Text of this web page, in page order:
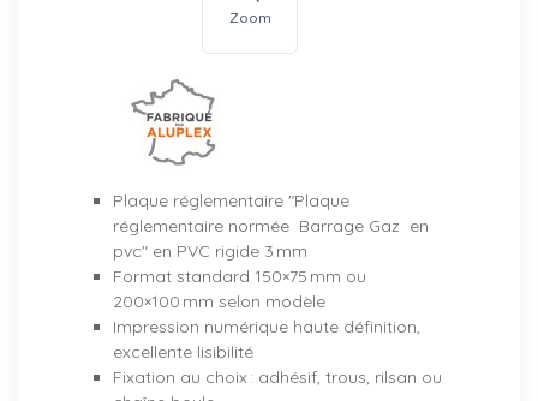
Zoom
Plaque réglementaire "Plaque
réglementaire normée Barrage Gaz en
pvc" en PVC rigide 3 mm
Format standard 150×75 mm ou
200×100 mm selon modèle
Impression numérique haute définition,
excellente lisibilité
Fixation au choix : adhésif, trous, rilsan ou